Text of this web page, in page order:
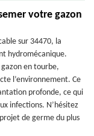
votre gazon
sur 34470, la
hydromécanique.
en tourbe,
l’environnement. Ce
profonde, ce qui
infections. N’hésitez
de germe du plus